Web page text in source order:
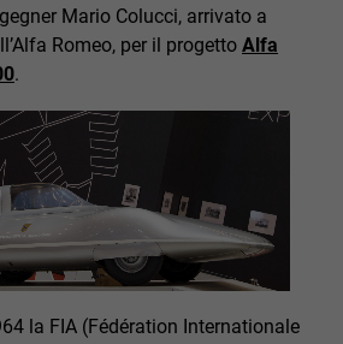
Mario Colucci, arrivato a
Romeo, per il progetto Alfa
.
la FIA (Fédération Internationale